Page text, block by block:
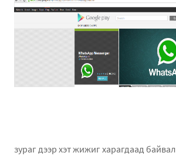
зураг дээр хэт жижиг харагдаад байвал